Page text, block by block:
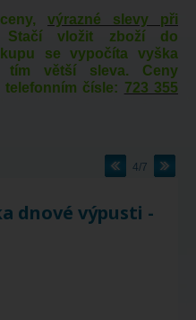
výrazné slevy při
vložit zboží do
se vypočíta vyška
tím větší sleva. Ceny
čísle: 723 355
4/7
dnové výpusti -